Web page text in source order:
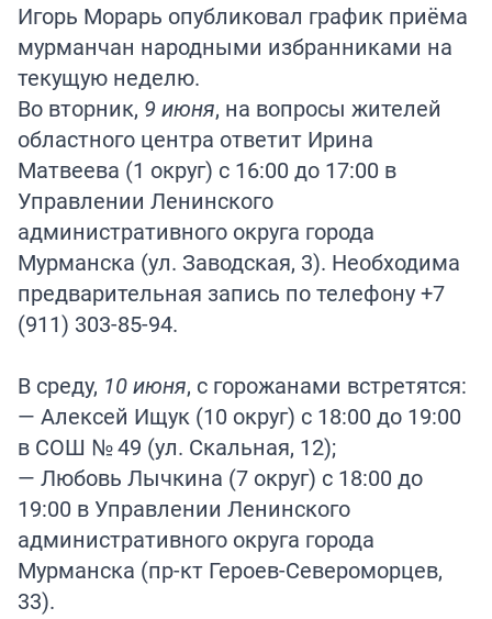
Игорь Морарь опубликовал график приёма
мурманчан народными избранниками на
текущую неделю.
Во вторник, 9 июня, на вопросы жителей
областного центра ответит Ирина
Матвеева (1 округ) с 16:00 до 17:00 в
Управлении Ленинского
административного округа города
Мурманска (ул. Заводская, 3). Необходима
предварительная запись по телефону +7
(911) 303-85-94.
В среду, 10 июня, с горожанами встретятся:
— Алексей Ищук (10 округ) с 18:00 до 19:00
в СОШ № 49 (ул. Скальная, 12);
— Любовь Лычкина (7 округ) с 18:00 до
19:00 в Управлении Ленинского
административного округа города
Мурманска (пр-кт Героев-Североморцев,
33).